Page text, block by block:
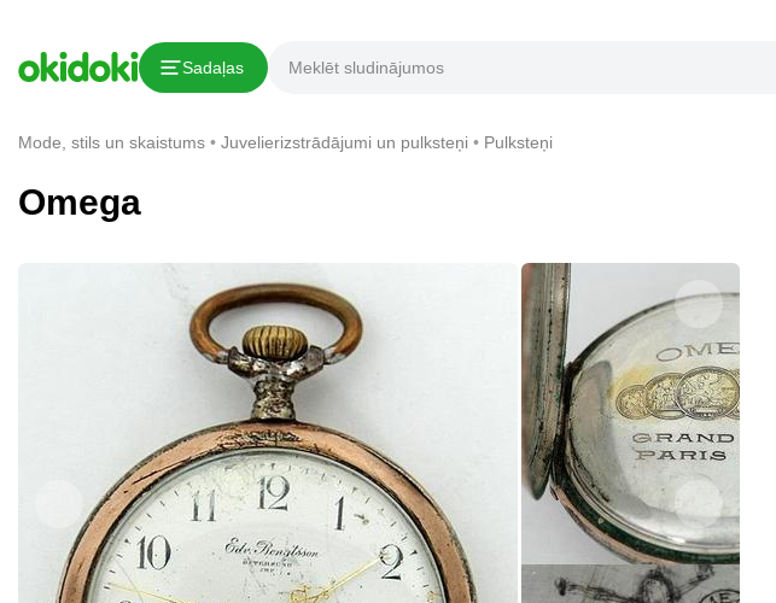
Sadaļas
Mode, stils un skaistums Juvelierizstrādājumi un pulksteņi Pulksteņi
Omega
Kopēt saiti